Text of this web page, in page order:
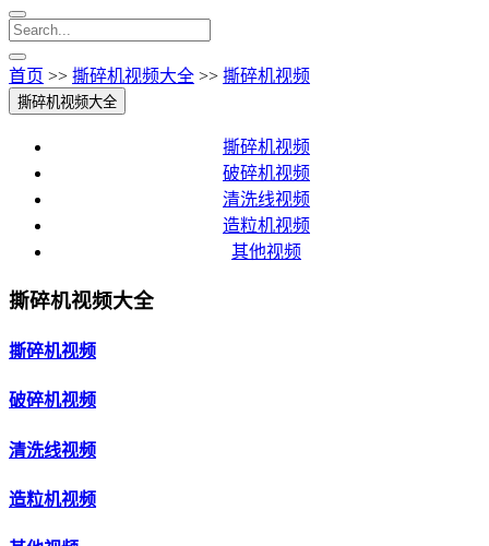
首页 >> 撕碎机视频大全 >> 撕碎机视频
撕碎机视频大全
撕碎机视频
破碎机视频
清洗线视频
造粒机视频
其他视频
撕碎机视频大全
撕碎机视频
破碎机视频
清洗线视频
造粒机视频